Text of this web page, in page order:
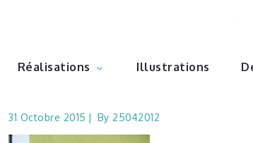
Réalisations Illustrations
31 Octobre 2015 By 25042012